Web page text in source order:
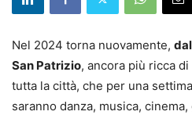
Nel 2024 torna nuovamente,
San Patrizio, ancora più ricca
tutta la città, che per una
saranno danza, musica,